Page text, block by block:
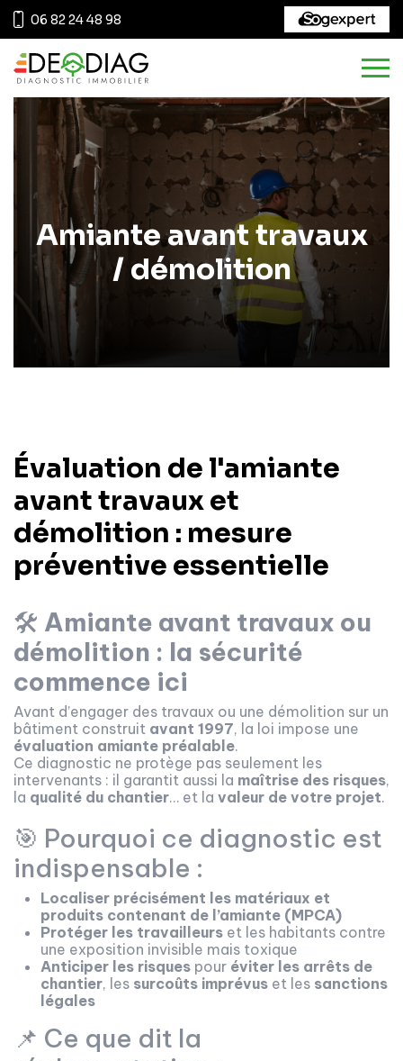
06 82 24 48 98
Amiante avant travaux
/ démolition
Évaluation de l'amiante
avant travaux et
démolition : mesure
préventive essentielle
🛠️ Amiante avant travaux ou
démolition : la sécurité
commence ici
Avant d’engager des travaux ou une démolition sur un
bâtiment construit avant 1997, la loi impose une
évaluation amiante préalable.
Ce diagnostic ne protège pas seulement les
intervenants : il garantit aussi la maîtrise des risques,
la qualité du chantier… et la valeur de votre projet.
🎯 Pourquoi ce diagnostic est
indispensable :
Localiser précisément les matériaux et
produits contenant de l’amiante (MPCA)
Protéger les travailleurs et les habitants contre
une exposition invisible mais toxique
Anticiper les risques pour éviter les arrêts de
chantier, les surcoûts imprévus et les sanctions
légales
📌 Ce que dit la